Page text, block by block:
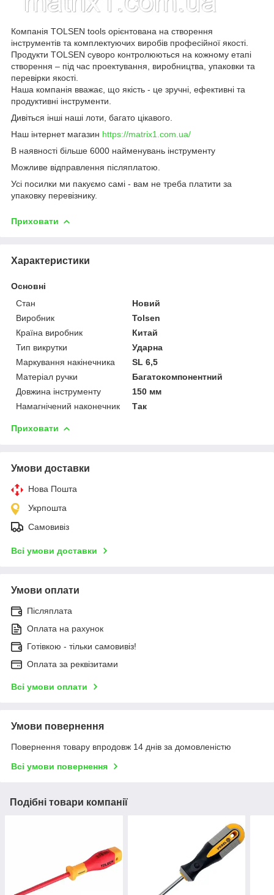
Компанія TOLSEN tools орієнтована на створення
інструментів та комплектуючих виробів професійної якості.
Продукти TOLSEN суворо контролюються на кожному етапі
створення – під час проектування, виробництва, упаковки та
перевірки якості.
Наша компанія вважає, що якість - це зручні, ефективні та
продуктивні інструменти.
Дивіться інші наші лоти, багато цікавого.
Наш інтернет магазин https://matrix1.com.ua/
В наявності більше 6000 найменувань інструменту
Можливе відправлення післяплатою.
Усі посилки ми пакуємо самі - вам не треба платити за
упаковку перевізнику.
Приховати
Характеристики
Основні
Стан
Новий
Виробник
Tolsen
Країна виробник
Китай
Тип викрутки
Ударна
Маркування накінечника
SL 6,5
Матеріал ручки
Багатокомпонентний
Довжина інструменту
150 мм
Намагнічений наконечник
Так
Приховати
Умови доставки
Нова Пошта
Укрпошта
Самовивіз
Всі умови доставки
Умови оплати
Післяплата
Оплата на рахунок
Готівкою - тільки самовивіз!
Оплата за реквізитами
Всі умови оплати
Умови повернення
Повернення товару впродовж 14 днів за домовленістю
Всі умови повернення
Подібні товари компанії